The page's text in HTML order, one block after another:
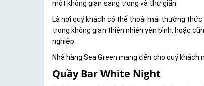
một không gian sang trọng và thư giãn.
Là nơi quý khách có thể thoải mái thưởng
trong không gian thiên nhiên yên bình, hoặc
nghiệp.
Nhà hàng Sea Green mang đến cho quý
Quầy Bar White Night